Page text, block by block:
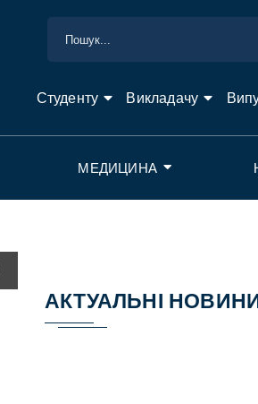
Студенту Викладачу
МЕДИЦИНА
АКТУАЛЬНІ